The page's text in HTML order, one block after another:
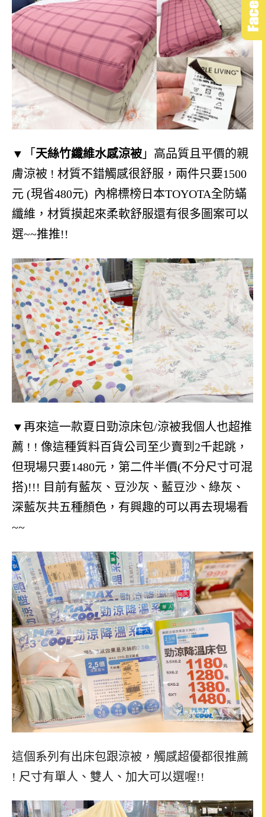
▼ 「 天絲竹纖維水感涼被 」高品質且平價的親
膚涼被 ! 材質不錯觸感很舒服，兩件只要1500
元 (現省480元) 內棉標榜日本TOYOTA全防蟎
纖維，材質摸起來柔軟舒服還有很多圖案可以
選~~推推!!
▼再來這一款夏日勁涼床包/涼被我個人也超推
薦 ! ! 像這種質料百貨公司至少賣到2千起跳，
但現場只要1480元，第二件半價(不分尺寸可混
搭)!!! 目前有藍灰、豆沙灰、藍豆沙、綠灰、
深藍灰共五種顏色，有興趣的可以再去現場看
~~
這個系列有出床包跟涼被，觸感超優都很推薦
! 尺寸有單人、雙人、加大可以選喔!!